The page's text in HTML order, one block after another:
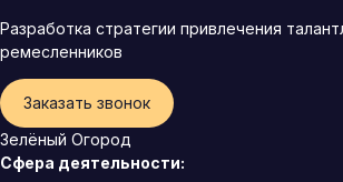
Разработка стратегии привлечения
ремесленников
Заказать звонок
Зелёный Огород
Сфера деятельности: